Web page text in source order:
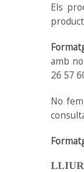
Els
amb
26 57
No